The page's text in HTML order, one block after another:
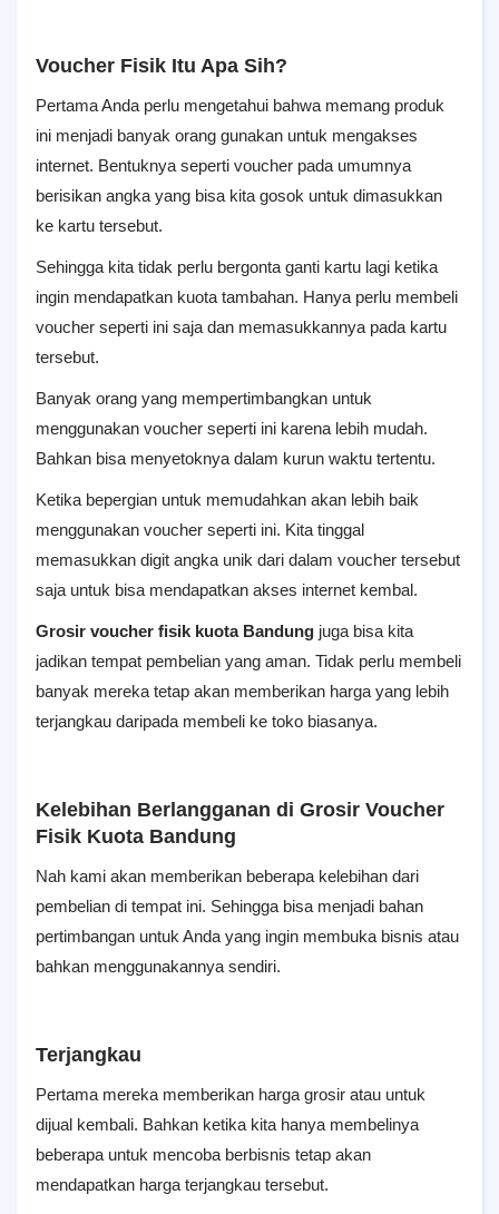
Voucher Fisik Itu Apa Sih?
Pertama Anda perlu mengetahui bahwa memang produk
ini menjadi banyak orang gunakan untuk mengakses
internet. Bentuknya seperti voucher pada umumnya
berisikan angka yang bisa kita gosok untuk dimasukkan
ke kartu tersebut.
Sehingga kita tidak perlu bergonta ganti kartu lagi ketika
ingin mendapatkan kuota tambahan. Hanya perlu membeli
voucher seperti ini saja dan memasukkannya pada kartu
tersebut.
Banyak orang yang mempertimbangkan untuk
menggunakan voucher seperti ini karena lebih mudah.
Bahkan bisa menyetoknya dalam kurun waktu tertentu.
Ketika bepergian untuk memudahkan akan lebih baik
menggunakan voucher seperti ini. Kita tinggal
memasukkan digit angka unik dari dalam voucher tersebut
saja untuk bisa mendapatkan akses internet kembal.
Grosir voucher fisik kuota Bandung juga bisa kita
jadikan tempat pembelian yang aman. Tidak perlu membeli
banyak mereka tetap akan memberikan harga yang lebih
terjangkau daripada membeli ke toko biasanya.
Kelebihan Berlangganan di Grosir Voucher
Fisik Kuota Bandung
Nah kami akan memberikan beberapa kelebihan dari
pembelian di tempat ini. Sehingga bisa menjadi bahan
pertimbangan untuk Anda yang ingin membuka bisnis atau
bahkan menggunakannya sendiri.
Terjangkau
Pertama mereka memberikan harga grosir atau untuk
dijual kembali. Bahkan ketika kita hanya membelinya
beberapa untuk mencoba berbisnis tetap akan
mendapatkan harga terjangkau tersebut.